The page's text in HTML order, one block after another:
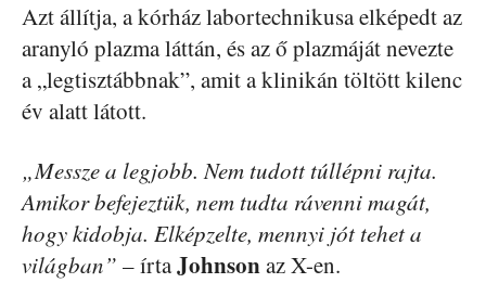
Azt állítja, a kórház labortechnikusa elképedt az
aranyló plazma láttán, és az ő plazmáját nevezte
a „legtisztábbnak”, amit a klinikán töltött kilenc
év alatt látott.
„Messze a legjobb. Nem tudott túllépni rajta.
Amikor befejeztük, nem tudta rávenni magát,
hogy kidobja. Elképzelte, mennyi jót tehet a
világban” – írtaJohnsonaz X-en.